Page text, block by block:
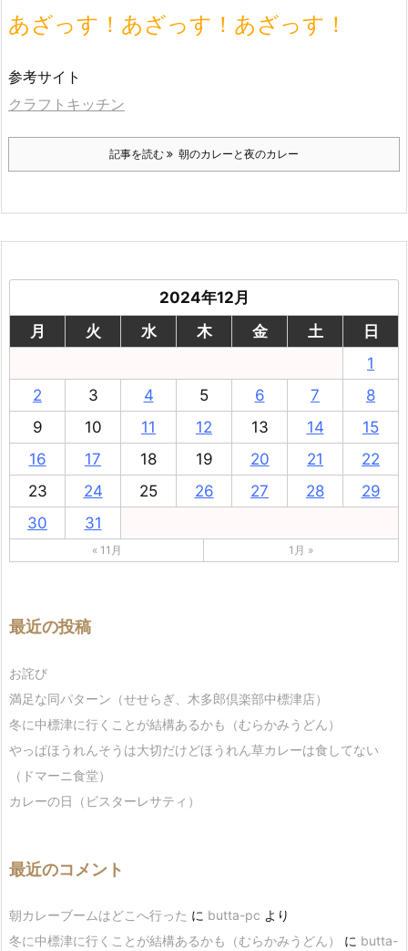
あざっす！あざっす！あざっす！
参考サイト
クラフトキッチン
記事を読む 朝のカレーと夜のカレー
2024年12月
月
火 水 木 金 土
日
1
2
3 4 5 6 7
8
9
10 11 12 13 14
15
16
17 18 19 20 21
22
23
24 25 26 27 28
29
30
31
« 11月 1月 »
最近の投稿
お詫び
満足な同パターン（せせらぎ、木多郎倶楽部中標津店）
冬に中標津に行くことが結構あるかも（むらかみうどん）
やっぱほうれんそうは大切だけどほうれん草カレーは食してない
（ドマーニ食堂）
カレーの日（ビスターレサティ）
最近のコメント
朝カレーブームはどこへ行った に butta-pc より
冬に中標津に行くことが結構あるかも（むらかみうどん）
に butta-